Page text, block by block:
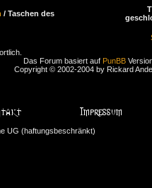
/ Taschen des
Das Forum basiert auf PunBB
Copyright © 2002-2004 by Rickard
UG (haftungsbeschränkt)